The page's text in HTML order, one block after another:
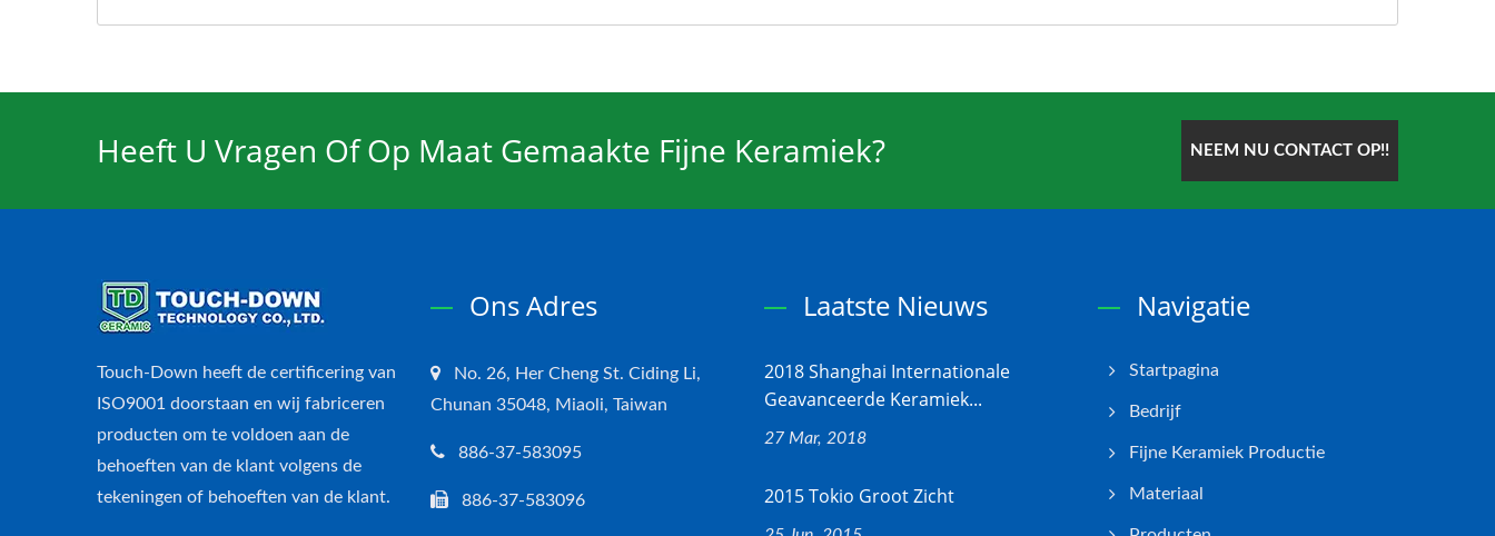
Heeft U Vragen Of Op Maat Gemaakte Fijne Keramiek? NEEM NU CONTACT OP!!
Touch-Down heeft de certificering van
ISO9001 doorstaan en wij fabriceren
producten om te voldoen aan de
behoeften van de klant volgens de
tekeningen of behoeften van de klant.
Ons Adres
No. 26, Her Cheng St. Ciding Li,
Chunan 35048, Miaoli, Taiwan
886-37-583095
886-37-583096
Laatste Nieuws
2018 Shanghai Internationale
Geavanceerde Keramiek...
27 Mar, 2018
2015 Tokio Groot Zicht
Navigatie
Startpagina
Bedrijf
Fijne Keramiek Productie
Materiaal